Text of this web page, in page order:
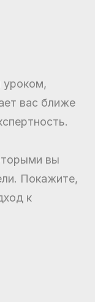
уроком,
вас ближе
вы
Покажите,
к